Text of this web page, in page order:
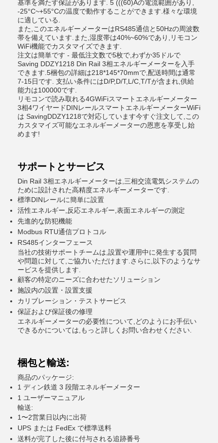
基準を満たす保証があります. 5 (((60)Aの電流範囲があり,
-25°C~+55°Cの温度で動作することができます.様々な環境
に適している.
また,このエネルギーメーターはRS485通信と50Hzの周波数
帯を備えています.また,湿度帯は40%~60%であり,リモコン
WiFi機能でカスタマイズできます.
注文は簡単です - 最低注文数で5枚で,わずか35ドルで
Saving DDZY1218 Din Rail 3相エネルギーメーターを入手
できます.5梱包の詳細は218*145*70mmで,配送時間は通常
7-15日です. 支払い条件にはD/P,D/T,L/C,T/Tが含まれ,供給
能力は100000です.
リモコンで読み取れる4GWiFiスマートエネルギーメーター
3相4ワイヤードDINレールスマートエネルギーメーターWiFi
は SavingDDZY1218で対応しています今すぐ注文して,この
カスタマイズ可能なエネルギーメーターの恩恵を享受し始
めます!
サポートとサービス
Din Rail 3相エネルギーメーターは,三相交流電気システムの
ために設計された高精度エネルギーメーターです.
標準DINレールに簡単に設置
活性エネルギー,反応エネルギー,表面エネルギーの測定
先進的な防犯機能
Modbus RTU通信プロトコル
RS485インターフェース
当社の技術サポートチームは,設置や運用中に発生する質問
や問題に対して,ご協力いただけます.さらに,以下のようなサ
ービスを提供します.
顧客の特定のニーズに合わせたソリューション
施設内の設置・設置支援
カリブレーション・テストサービス
保証および保証後の修理
エネルギーメーターの必要性について,どのようにお手伝い
できるかについては,もっと詳しくお問い合わせください.
梱包と輸送:
商品のパッケージ:
1 ディン鉄道 3 段階エネルギーメーター
1 ユーザーマニュアル
輸送:
1〜2営業日以内に出荷
UPS または FedEx で標準送料
送料が完了した後に付与される追跡番号